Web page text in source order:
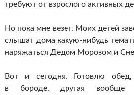
требуют от взрослого активных
Но пока мне везет. Моих детей
слышат дома какую-нибудь
наряжаться Дедом Морозом и
Вот и сегодня. Готовлю
в бороде, другая